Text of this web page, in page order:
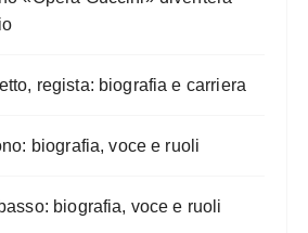
regista: biografia e carriera
biografia, voce e ruoli
biografia, voce e ruoli